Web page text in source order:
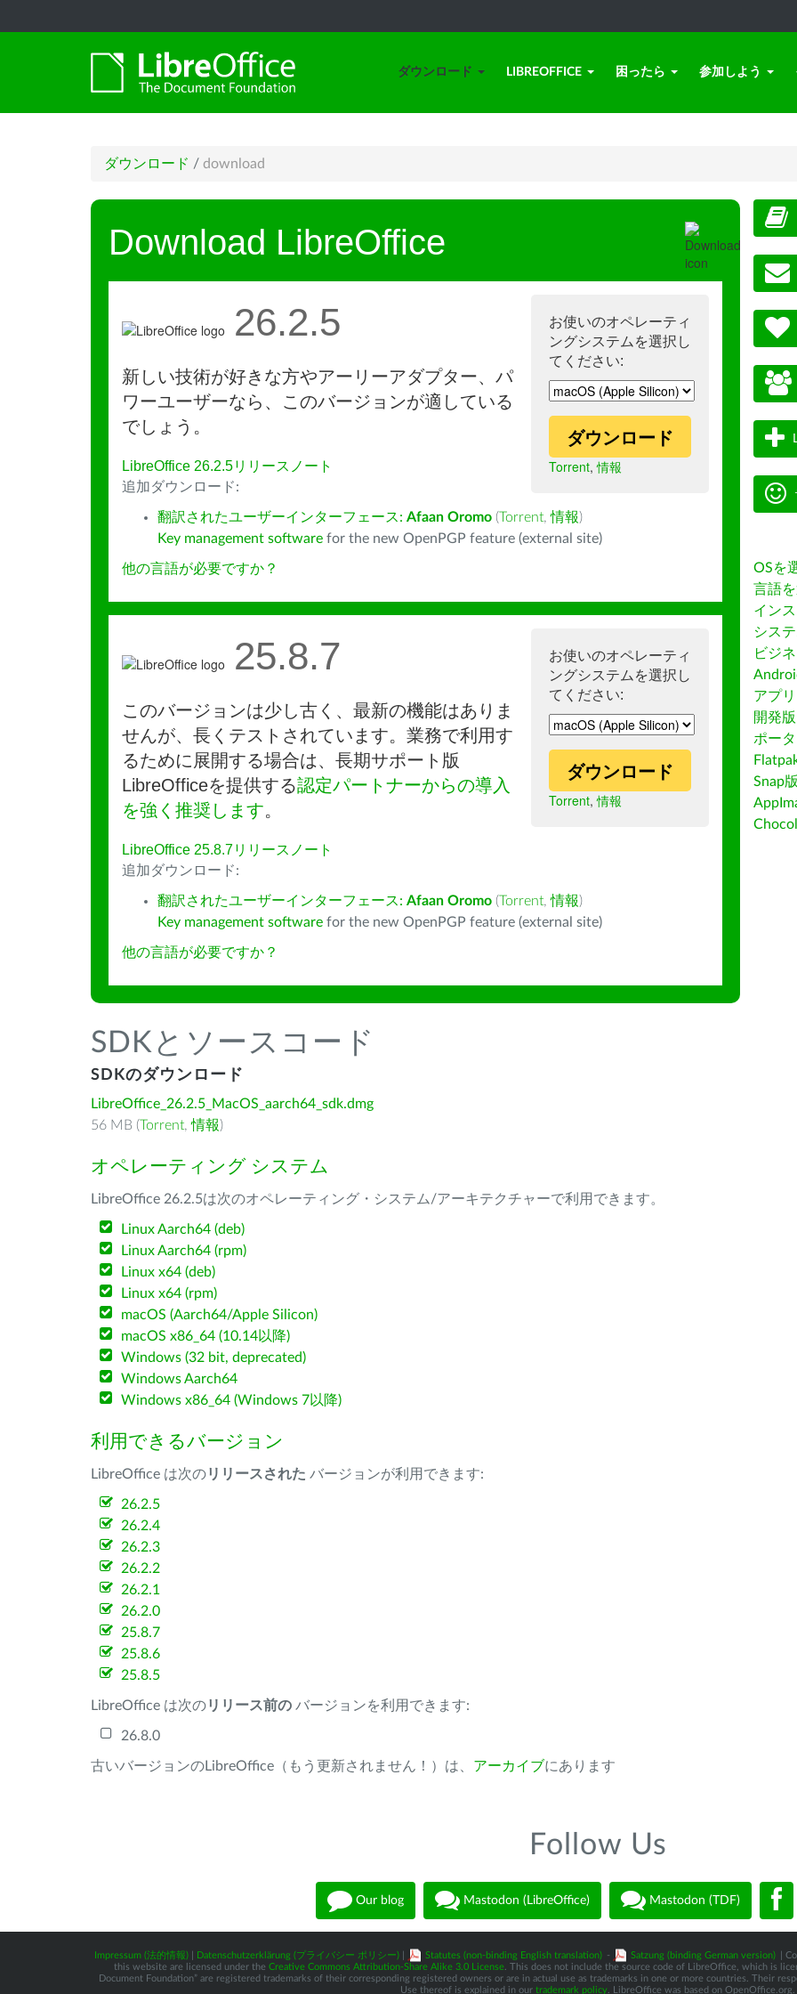
ダウンロード LIBREOFFICE 困ったら 参加しよう
ダウンロード / download
Download LibreOffice
お使いのオペレーティ
ングシステムを選択し
てください:
ダウンロード
Torrent,情報
26.2.5
新しい技術が好きな方やアーリーアダプター、パ
ワーユーザーなら、このバージョンが適している
でしょう。
LibreOffice 26.2.5リリースノート
追加ダウンロード:
翻訳されたユーザーインターフェース: Afaan Oromo (Torrent,情報)
Key management software for the new OpenPGP feature (external site)
他の言語が必要ですか？
お使いのオペレーティ
ングシステムを選択し
てください:
ダウンロード
Torrent,情報
25.8.7
このバージョンは少し古く、最新の機能はありま
せんが、長くテストされています。業務で利用す
るために展開する場合は、長期サポート版
LibreOfficeを提供する認定パートナーからの導入
を強く推奨します。
LibreOffice 25.8.7リリースノート
追加ダウンロード:
翻訳されたユーザーインターフェース: Afaan Oromo (Torrent,情報)
Key management software for the new OpenPGP feature (external site)
他の言語が必要ですか？
SDKとソースコード
SDKのダウンロード
LibreOffice_26.2.5_MacOS_aarch64_sdk.dmg
56 MB (Torrent,情報)
オペレーティング システム
LibreOffice 26.2.5は次のオペレーティング・システム/アーキテクチャーで利用できます。
Linux Aarch64 (deb)
Linux Aarch64 (rpm)
Linux x64 (deb)
Linux x64 (rpm)
macOS (Aarch64/Apple Silicon)
macOS x86_64 (10.14以降)
Windows (32 bit, deprecated)
Windows Aarch64
Windows x86_64 (Windows 7以降)
利用できるバージョン
LibreOffice は次のリリースされた バージョンが利用できます:
26.2.5
26.2.4
26.2.3
26.2.2
26.2.1
26.2.0
25.8.7
25.8.6
25.8.5
LibreOffice は次のリリース前の バージョンを利用できます:
26.8.0
古いバージョンのLibreOffice（もう更新されません！）は、 アーカイブにあります
OSを
言語
イン
シス
ビジ
アプ
開発版
ポー
Snap版
Follow Us
Our blog Mastodon (LibreOffice) Mastodon (TDF)
Impressum (法的情報) Datenschutzerklärung (プライバシー ポリシー) Statutes (non-binding English translation) - Satzung (binding German version)
|
this website are licensed under the Creative Commons Attribution-Share Alike 3.0 License. This does not include the source code of LibreOffice, which is
Document Foundation” are registered trademarks of their corresponding registered owners or are in actual use as trademarks in one or more countries. Their
Use thereof is explained in our trademark policy . LibreOffice was based on OpenOffice.org.